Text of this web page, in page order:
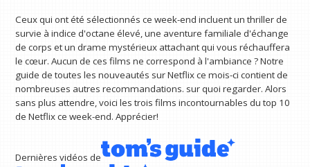
Ceux qui ont été sélectionnés ce week-end incluent un thriller de
survie à indice d'octane élevé, une aventure familiale d'échange
de corps et un drame mystérieux attachant qui vous réchauffera
le cœur. Aucun de ces films ne correspond à l'ambiance ? Notre
guide de toutes les nouveautés sur Netflix ce mois-ci contient de
nombreuses autres recommandations. sur quoi regarder. Alors
sans plus attendre, voici les trois films incontournables du top 10
de Netflix ce week-end. Apprécier!
Dernières vidéos de